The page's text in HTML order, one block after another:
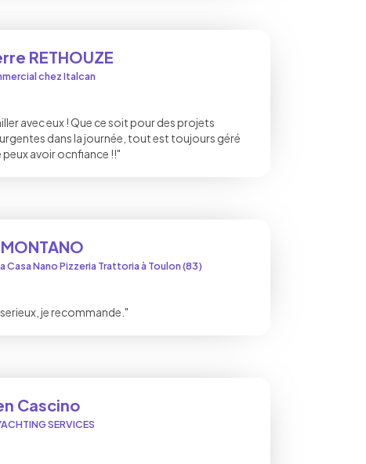
RETHOUZE
chez Italcan
avec eux ! Que ce soit pour des projets
dans la journée, tout est toujours géré
avoir ocnfiance !!"
Casa Nano Pizzeria Trattoria à Toulon (83)
je recommande."
Cascino
SERVICES